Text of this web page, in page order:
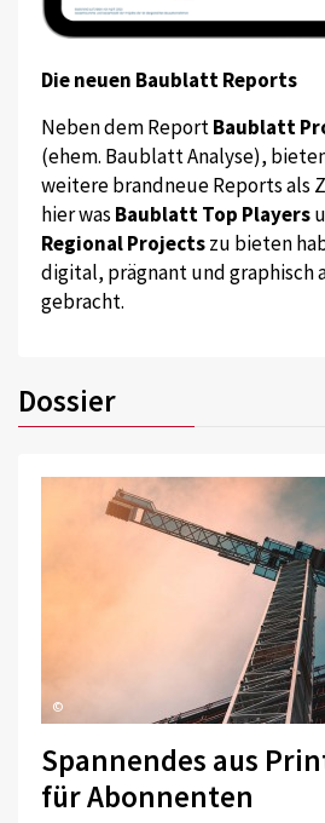
Die neuen Baublatt Reports
Neben dem ReportBaublatt
(ehem. Baublatt Analyse),
weitere brandneue Reports als
hier was Baublatt Top Players
Regional Projectszu bieten
digital, prägnant und graphisch
gebracht.
Dossier
©
Spannendes aus
für Abonnenten